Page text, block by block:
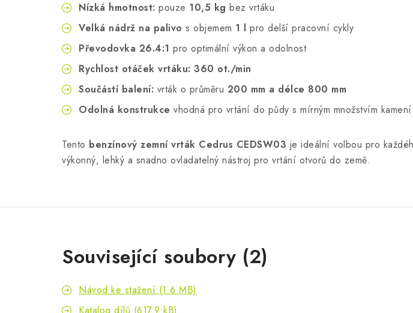
Nízká hmotnost: pouze 10,5 kg bez vrtáku
Velká nádrž na palivo s objemem 1 l pro delší pracovní cykly
Převodovka 26.4:1 pro optimální výkon a odolnost
Rychlost otáček vrtáku: 360 ot./min
Součástí balení: vrták o průměru 200 mm a délce 800 mm
Odolná konstrukce vhodná pro vrtání do půdy s mírným množstvím
Tento benzínový zemní vrták Cedrus CEDSW03 je ideální volbou pro
výkonný, lehký a snadno ovladatelný nástroj pro vrtání otvorů do země.
Související soubory (2)
Návod ke stažení (1.6 MB)